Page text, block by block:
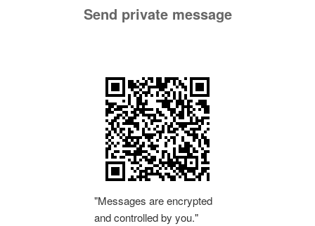
Send private message
"Messages are encrypted
and controlled by you."